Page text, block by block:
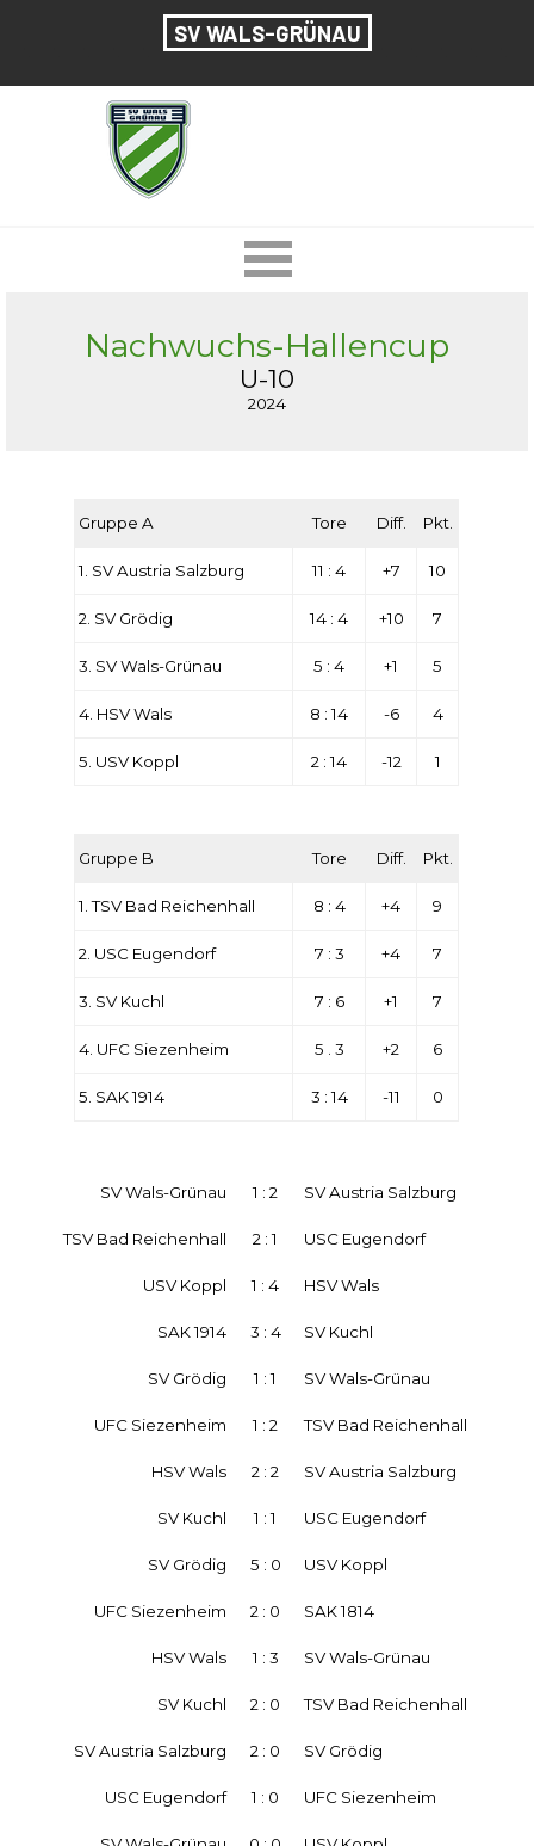
SV WALS-GRÜNAU
Nachwuchs-Hallencup
U-10
2024
Gruppe A Tore Diff. Pkt.
1. SV Austria Salzburg 11 : 4 +7 10
2. SV Grödig 14 : 4 +10 7
3. SV Wals-Grünau 5 : 4 +1 5
4. HSV Wals 8 : 14 -6 4
5. USV Koppl 2 : 14 -12 1
Gruppe B Tore Diff. Pkt.
1. TSV Bad Reichenhall 8 : 4 +4 9
2. USC Eugendorf 7 : 3 +4 7
3. SV Kuchl 7 : 6 +1 7
4. UFC Siezenheim 5 . 3 +2 6
5. SAK 1914 3 : 14 -11 0
SV Wals-Grünau 1 : 2 SV Austria Salzburg
TSV Bad Reichenhall 2 : 1 USC Eugendorf
USV Koppl 1 : 4 HSV Wals
SAK 1914 3 : 4 SV Kuchl
SV Grödig 1 : 1 SV Wals-Grünau
UFC Siezenheim 1 : 2 TSV Bad Reichenhall
HSV Wals 2 : 2 SV Austria Salzburg
SV Kuchl 1 : 1 USC Eugendorf
SV Grödig 5 : 0 USV Koppl
UFC Siezenheim 2 : 0 SAK 1814
HSV Wals 1 : 3 SV Wals-Grünau
SV Kuchl 2 : 0 TSV Bad Reichenhall
SV Austria Salzburg 2 : 0 SV Grödig
USC Eugendorf 1 : 0 UFC Siezenheim